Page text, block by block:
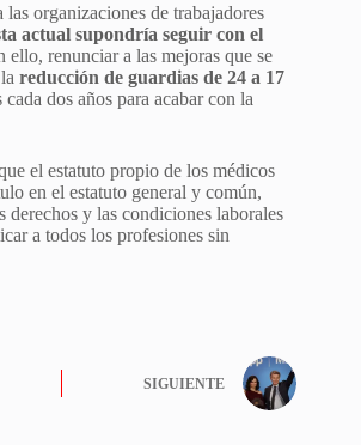
las organizaciones de trabajadores
actual supondría seguir con el
ello, renunciar a las mejoras que se
reducción de guardias de 24 a 17
dos años para acabar con la
el estatuto propio de los médicos
en el estatuto general y común,
derechos y las condiciones laborales
a todos los profesiones sin
SIGUIENTE